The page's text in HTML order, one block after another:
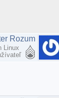
Rozum
Linux